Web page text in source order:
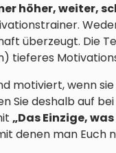
höher, weiter,
überzeugt. Die
tieferes
motiviert, wenn
Sie deshalb auf
„Das Einzige,
denen man Euch